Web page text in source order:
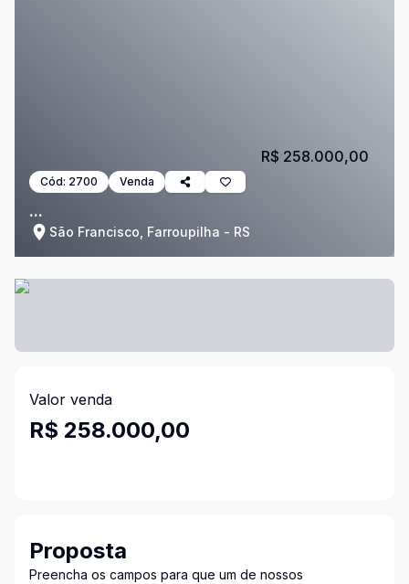
Cód: 2700 Venda
...
São Francisco, Farroupilha - RS
R$ 258.000,00
Valor venda
R$ 258.000,00
Proposta
Preencha os campos para que um de nossos